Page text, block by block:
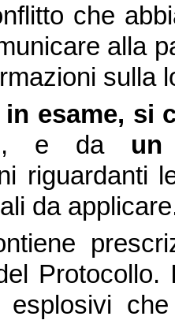
che
alla
sulla
esame, si
e da un
riguardanti
da
esplosivi